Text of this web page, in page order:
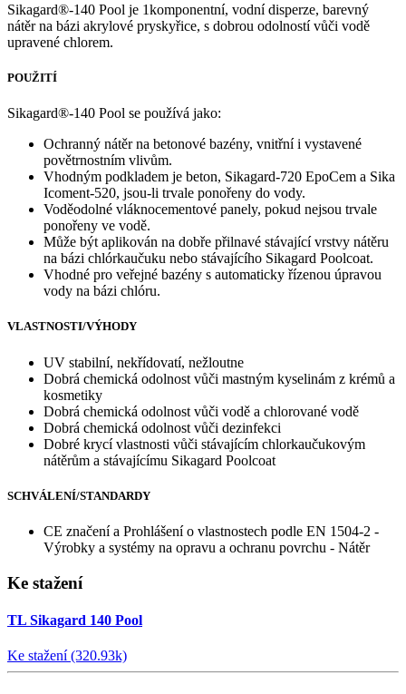
Sikagard®-140 Pool je 1komponentní, vodní disperze, barevný
nátěr na bázi akrylové pryskyřice, s dobrou odolností vůči vodě
upravené chlorem.
POUŽITÍ
Sikagard®-140 Pool se používá jako:
Ochranný nátěr na betonové bazény, vnitřní i vystavené
povětrnostním vlivům.
Vhodným podkladem je beton, Sikagard-720 EpoCem a Sika
Icoment-520, jsou-li trvale ponořeny do vody.
Voděodolné vláknocementové panely, pokud nejsou trvale
ponořeny ve vodě.
Může být aplikován na dobře přilnavé stávající vrstvy nátěru
na bázi chlórkaučuku nebo stávajícího Sikagard Poolcoat.
Vhodné pro veřejné bazény s automaticky řízenou úpravou
vody na bázi chlóru.
VLASTNOSTI/VÝHODY
UV stabilní, nekřídovatí, nežloutne
Dobrá chemická odolnost vůči mastným kyselinám z krémů a
kosmetiky
Dobrá chemická odolnost vůči vodě a chlorované vodě
Dobrá chemická odolnost vůči dezinfekci
Dobré krycí vlastnosti vůči stávajícím chlorkaučukovým
nátěrům a stávajícímu Sikagard Poolcoat
SCHVÁLENÍ/STANDARDY
CE značení a Prohlášení o vlastnostech podle EN 1504-2 -
Výrobky a systémy na opravu a ochranu povrchu - Nátěr
Ke stažení
TL Sikagard 140 Pool
Ke stažení (320.93k)